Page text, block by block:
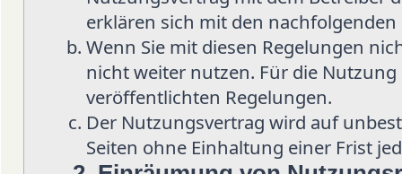
erklären sich mit den
Wenn Sie mit diesen Regelungen
nicht weiter nutzen. Für die Nutzung
veröffentlichten Regelungen.
Der Nutzungsvertrag wird auf
Seiten ohne Einhaltung einer Frist